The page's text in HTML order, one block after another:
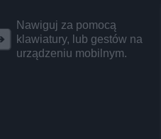
Nawiguj za pomocą
klawiatury, lub gestów na
urządzeniu mobilnym.